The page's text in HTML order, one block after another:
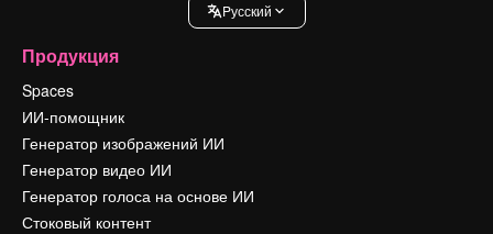
Pусский
Продукция
Spaces
ИИ-помощник
Генератор изображений ИИ
Генератор видео ИИ
Генератор голоса на основе ИИ
Стоковый контент